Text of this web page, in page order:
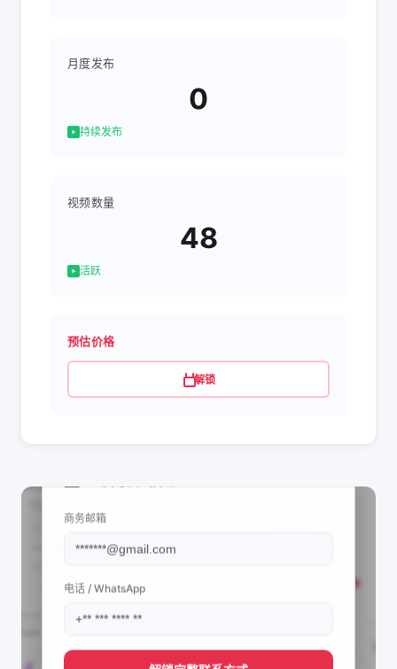
月度发布
0
持续发布
视频数量
48
活跃
预估价格
解锁
商务邮箱
电话 / WhatsApp